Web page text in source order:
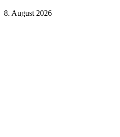
8. August 2026